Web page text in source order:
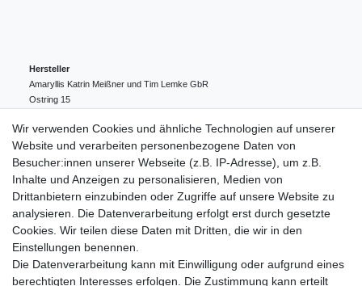
Hersteller
Amaryllis Katrin Meißner und Tim Lemke GbR
Ostring 15
004943548099856
amaryllis-eckernfoerde@t-online.de
EU-Verantwortlicher
Amaryllis Katrin Meißner und Tim Lemke GbR
Ostring
15
004943548099856
amaryllis-eckernfoerde@t-online.de
Wir verwenden Cookies und ähnliche Technologien auf unserer
Website und verarbeiten personenbezogene Daten von
Besucher:innen unserer Webseite (z.B. IP-Adresse), um z.B.
Inhalte und Anzeigen zu personalisieren, Medien von
Drittanbietern einzubinden oder Zugriffe auf unsere Website zu
analysieren. Die Datenverarbeitung erfolgt erst durch gesetzte
Cookies. Wir teilen diese Daten mit Dritten, die wir in den
Einstellungen benennen.
Die Datenverarbeitung kann mit Einwilligung oder aufgrund eines
berechtigten Interesses erfolgen. Die Zustimmung kann erteilt